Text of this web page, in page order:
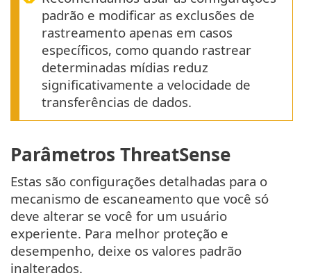
padrão e modificar as exclusões de
rastreamento apenas em casos
específicos, como quando rastrear
determinadas mídias reduz
significativamente a velocidade de
transferências de dados.
Parâmetros ThreatSense
Estas são configurações detalhadas para o
mecanismo de escaneamento que você só
deve alterar se você for um usuário
experiente. Para melhor proteção e
desempenho, deixe os valores padrão
inalterados.